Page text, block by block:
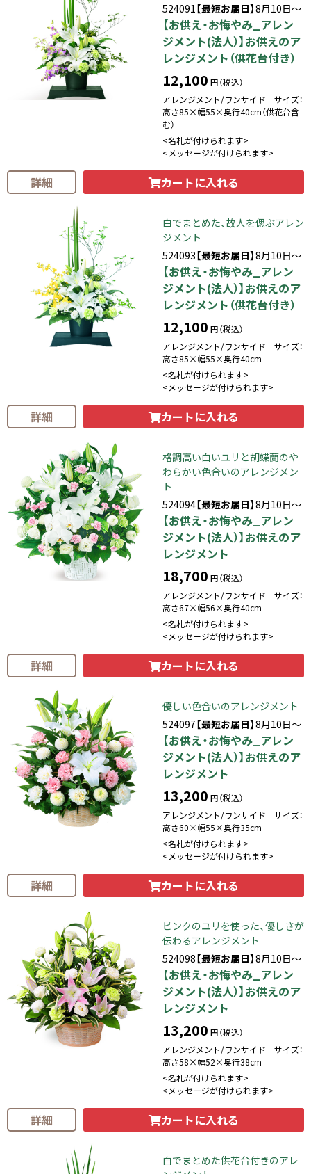
524091【最短お届日】8月10日～
【お供え・お悔やみ_アレン
ジメント(法人）】お供えのア
レンジメント（供花台付き）
12,100 円（税込）
アレンジメント/ワンサイド サイズ：
高さ85×幅55×奥行40cm（供花台含
む）
<名札が付けられます>
<メッセージが付けられます>
詳細 カートに入れる
白でまとめた、故人を偲ぶアレン
ジメント
524093【最短お届日】8月10日～
【お供え・お悔やみ_アレン
ジメント(法人）】お供えのア
レンジメント（供花台付き）
12,100 円（税込）
アレンジメント/ワンサイド サイズ：
高さ85×幅55×奥行40cm
<名札が付けられます>
<メッセージが付けられます>
詳細 カートに入れる
格調高い白いユリと胡蝶蘭のや
わらかい色合いのアレンジメン
ト
524094【最短お届日】8月10日～
【お供え・お悔やみ_アレン
ジメント(法人）】お供えのア
レンジメント
18,700 円（税込）
アレンジメント/ワンサイド サイズ：
高さ67×幅56×奥行40cm
<名札が付けられます>
<メッセージが付けられます>
詳細 カートに入れる
優しい色合いのアレンジメント
524097【最短お届日】8月10日～
【お供え・お悔やみ_アレン
ジメント(法人）】お供えのア
レンジメント
13,200 円（税込）
アレンジメント/ワンサイド サイズ：
高さ60×幅55×奥行35cm
<名札が付けられます>
<メッセージが付けられます>
詳細 カートに入れる
ピンクのユリを使った、優しさが
伝わるアレンジメント
524098【最短お届日】8月10日～
【お供え・お悔やみ_アレン
ジメント(法人）】お供えのア
レンジメント
13,200 円（税込）
アレンジメント/ワンサイド サイズ：
高さ58×幅52×奥行38cm
<名札が付けられます>
<メッセージが付けられます>
詳細 カートに入れる
白でまとめた供花台付きのアレ